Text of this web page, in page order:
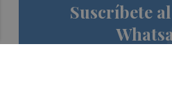
Suscríbete